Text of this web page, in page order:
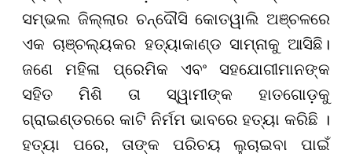
ସମ୍ଭଲ ଜିଲ୍ଲାର ଚନ୍ଦୌସି କୋତୱାଲି ଅଞ୍ଚଳରେ
ଏକ ଚାଞ୍ଚଲ୍ୟକର ହତ୍ୟାକାଣ୍ଡ ସାମ୍ନାକୁ ଆସିଛି।
ଜଣେ ମହିଳା ପ୍ରେମିକ ଏବଂ ସହଯୋଗୀମାନଙ୍କ
ସହିତ ମିଶି ତା ସ୍ୱାମୀଙ୍କ ହାତଗୋଡ଼କୁ
ଗ୍ରାଇଣ୍ଡରରେ କାଟି ନିର୍ମମ ଭାବରେ ହତ୍ୟା କରିଛି ।
ହତ୍ୟା ପରେ, ତାଙ୍କ ପରିଚୟ ଲୁଚାଇବା ପାଇଁ